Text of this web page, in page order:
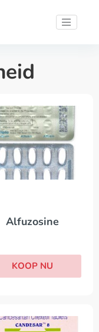
Alfuzosine
KOOP NU